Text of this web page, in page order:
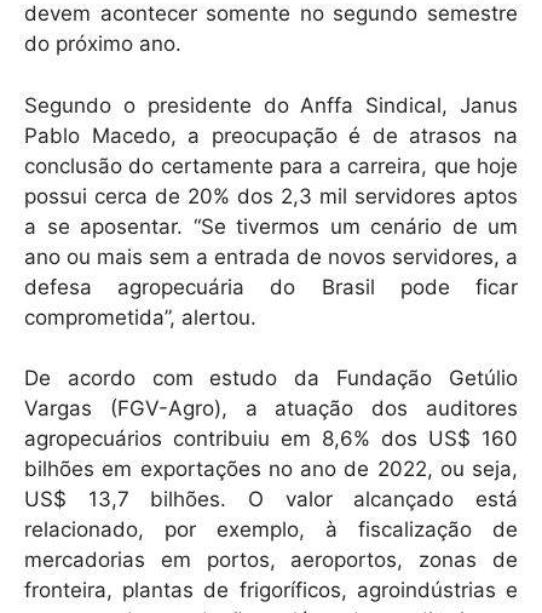
devem acontecer somente no segundo semestre
do próximo ano.
Segundo o presidente do Anffa Sindical, Janus
Pablo Macedo, a preocupação é de atrasos na
conclusão do certamente para a carreira, que hoje
possui cerca de 20% dos 2,3 mil servidores aptos
a se aposentar. “Se tivermos um cenário de um
ano ou mais sem a entrada de novos servidores, a
defesa agropecuária do Brasil pode ficar
comprometida”, alertou.
De acordo com estudo da Fundação Getúlio
Vargas (FGV-Agro), a atuação dos auditores
agropecuários contribuiu em 8,6% dos US$ 160
bilhões em exportações no ano de 2022, ou seja,
US$ 13,7 bilhões. O valor alcançado está
relacionado, por exemplo, à fiscalização de
mercadorias em portos, aeroportos, zonas de
fronteira, plantas de frigoríficos, agroindústrias e